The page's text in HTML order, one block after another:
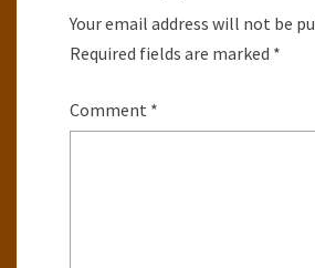
Your email address will not be
Required fields are marked *
Comment *